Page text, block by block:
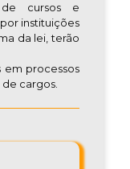
cursos e
instituições
da lei, terão
em processos
cargos.